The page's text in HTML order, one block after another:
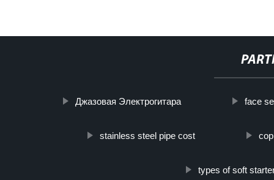
Джазовая Электрогитара face
stainless steel pipe cost
types of soft